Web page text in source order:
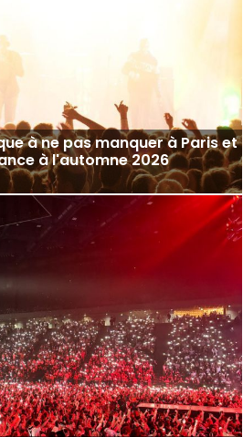
à ne pas manquer à Paris et
à l'automne 2026